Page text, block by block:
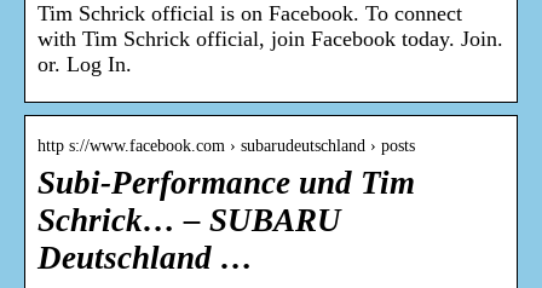
Tim Schrick official is on Facebook. To connect
with Tim Schrick official, join Facebook today. Join.
or. Log In.
http s://www.facebook.com › subarudeutschland › posts
Subi-Performance und Tim
Schrick… – SUBARU
Deutschland …